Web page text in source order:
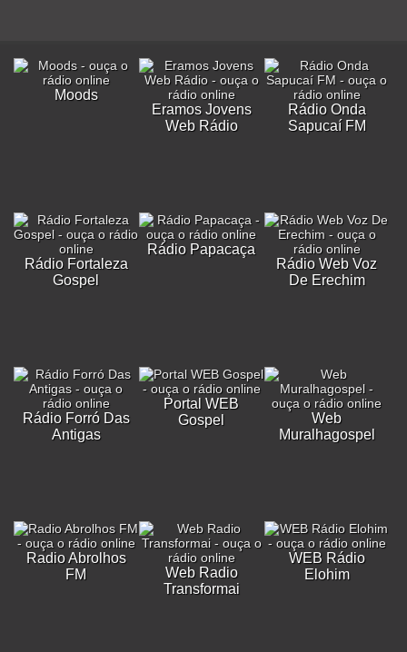
Moods
Eramos Jovens
Web Rádio
Rádio Onda
Sapucaí FM
Rádio Fortaleza
Gospel
Rádio Papacaça
Rádio Web Voz
De Erechim
Rádio Forró Das
Antigas
Portal WEB
Gospel
Web
Muralhagospel
Radio Abrolhos
FM
Web Radio
Transformai
WEB Rádio
Elohim